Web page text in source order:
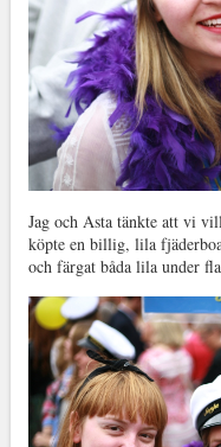
Jag och Asta tänkte att vi
köpte en billig, lila
och färgat båda lila under